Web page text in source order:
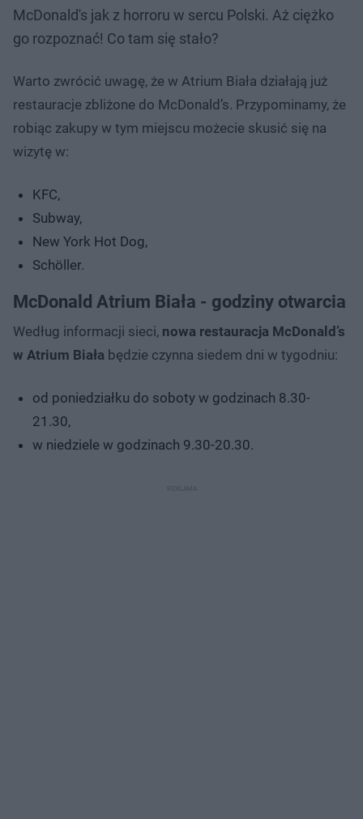
McDonald's jak z horroru w sercu Polski. Aż ciężko
go rozpoznać! Co tam się stało?
Warto zwrócić uwagę, że w Atrium Biała działają już
restauracje zbliżone do McDonald’s. Przypominamy, że
robiąc zakupy w tym miejscu możecie skusić się na
wizytę w:
KFC,
Subway,
New York Hot Dog,
Schöller.
McDonald Atrium Biała - godziny otwarcia
Według informacji sieci, nowa restauracja McDonald’s
w Atrium Biała będzie czynna siedem dni w tygodniu:
od poniedziałku do soboty w godzinach 8.30-
21.30,
w niedziele w godzinach 9.30-20.30.